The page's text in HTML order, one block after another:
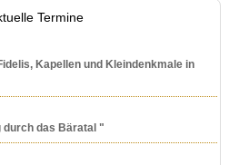
Termine
Kapellen und Kleindenkmale in
durch das Bäratal "